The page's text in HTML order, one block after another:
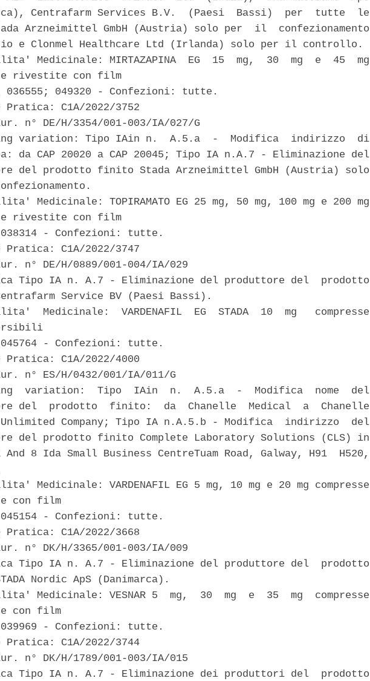
Centrafarm Services B.V.  (Paesi  Bassi)  per  tutte  le
Arzneimittel GmbH (Austria) solo per  il  confezionamento
e Clonmel Healthcare Ltd (Irlanda) solo per il controllo.
Medicinale: MIRTAZAPINA  EG  15  mg,  30  mg  e  45  mg
rivestite con film
036555; 049320 - Confezioni: tutte.
Pratica: C1A/2022/3752
n° DE/H/3354/001-003/IA/027/G
variation: Tipo IAin n.  A.5.a  -  Modifica  indirizzo  di
da CAP 20020 a CAP 20045; Tipo IA n.A.7 - Eliminazione del
del prodotto finito Stada Arzneimittel GmbH (Austria) solo
Medicinale: TOPIRAMATO EG 25 mg, 50 mg, 100 mg e 200 mg
rivestite con film
- Confezioni: tutte.
Pratica: C1A/2022/3747
n° DE/H/0889/001-004/IA/029
Tipo IA n. A.7 - Eliminazione del produttore del  prodotto
Service BV (Paesi Bassi).
Medicinale:  VARDENAFIL  EG  STADA  10  mg   compresse
- Confezioni: tutte.
Pratica: C1A/2022/4000
n° ES/H/0432/001/IA/011/G
variation:  Tipo  IAin  n.  A.5.a  -  Modifica  nome  del
del  prodotto  finito:  da  Chanelle  Medical  a  Chanelle
Unlimited Company; Tipo IA n.A.5.b - Modifica  indirizzo  del
del prodotto finito Complete Laboratory Solutions (CLS) in
8 Ida Small Business CentreTuam Road, Galway, H91  H520,
Medicinale: VARDENAFIL EG 5 mg, 10 mg e 20 mg compresse
con film
- Confezioni: tutte.
Pratica: C1A/2022/3668
n° DK/H/3365/001-003/IA/009
Tipo IA n. A.7 - Eliminazione del produttore del  prodotto
Nordic ApS (Danimarca).
Medicinale: VESNAR 5  mg,  30  mg  e  35  mg  compresse
con film
- Confezioni: tutte.
Pratica: C1A/2022/3744
n° DK/H/1789/001-003/IA/015
Tipo IA n. A.7 - Eliminazione dei produttori del  prodotto